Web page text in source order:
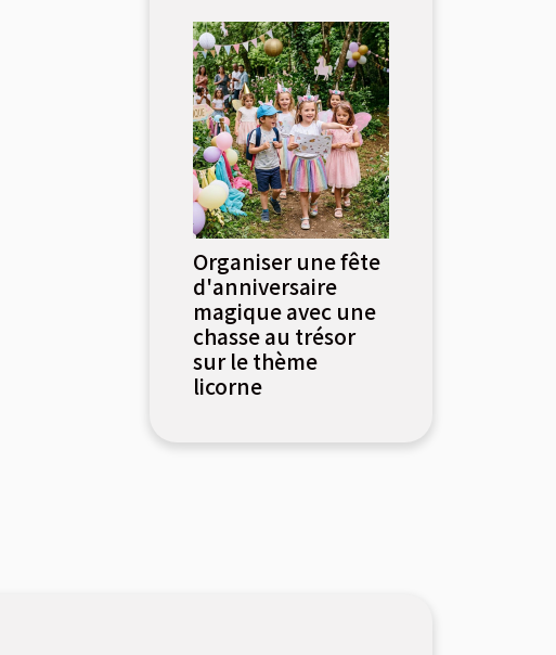
Organiser une fête
d'anniversaire
magique avec une
chasse au trésor
sur le thème
licorne